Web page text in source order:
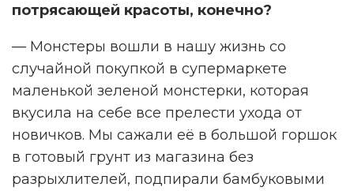
потрясающей красоты, конечно?
— Монстеры вошли в нашу жизнь со
случайной покупкой в супермаркете
маленькой зеленой монстерки, которая
вкусила на себе все прелести ухода от
новичков. Мы сажали её в большой горшок
в готовый грунт из магазина без
разрыхлителей, подпирали бамбуковыми